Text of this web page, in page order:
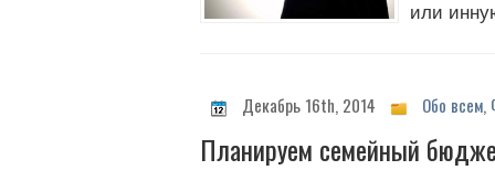
или
Декабрь 16th, 2014 Обо всем,
Планируем семейный